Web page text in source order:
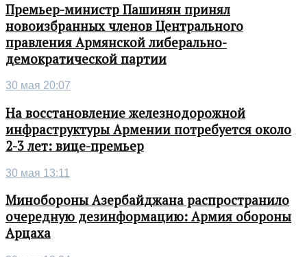
Премьер-министр Пашинян принял
новоизбранных членов Центрального
правления Армянской либерально-
демократической партии
30 мая 20:07
На восстановление железнодорожной
инфраструктуры Армении потребуется около
2-3 лет: вице-премьер
30 мая 13:11
Минобороны Азербайджана распространило
очередную дезинформацию: Армия обороны
Арцаха